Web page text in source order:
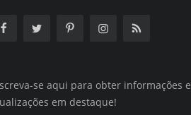
se aqui para obter informações e
em destaque!